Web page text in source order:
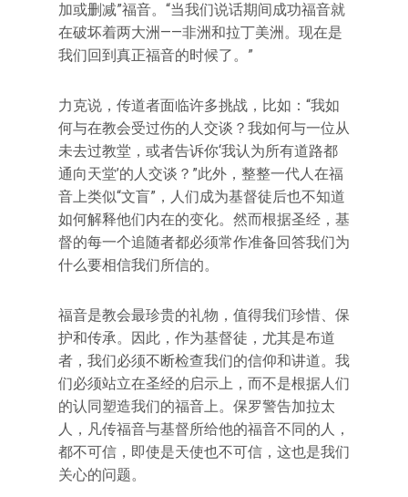
加或删减”福音。“当我们说话期间成功福音就
在破坏着两大洲——非洲和拉丁美洲。现在是
我们回到真正福音的时候了。”
力克说，传道者面临许多挑战，比如：“我如
何与在教会受过伤的人交谈？我如何与一位从
未去过教堂，或者告诉你‘我认为所有道路都
通向天堂’的人交谈？”此外，整整一代人在福
音上类似“文盲”，人们成为基督徒后也不知道
如何解释他们内在的变化。然而根据圣经，基
督的每一个追随者都必须常作准备回答我们为
什么要相信我们所信的。
福音是教会最珍贵的礼物，值得我们珍惜、保
护和传承。因此，作为基督徒，尤其是布道
者，我们必须不断检查我们的信仰和讲道。我
们必须站立在圣经的启示上，而不是根据人们
的认同塑造我们的福音上。保罗警告加拉太
人，凡传福音与基督所给他的福音不同的人，
都不可信，即使是天使也不可信，这也是我们
关心的问题。